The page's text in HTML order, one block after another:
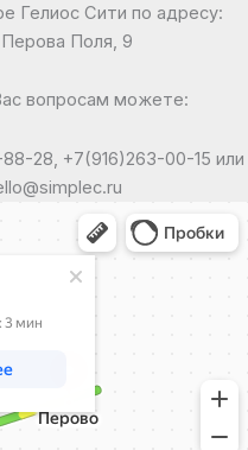
Гелиос Сити по адресу:
Поля, 9
вопросам можете:
28, +7(916)263-00-15 или